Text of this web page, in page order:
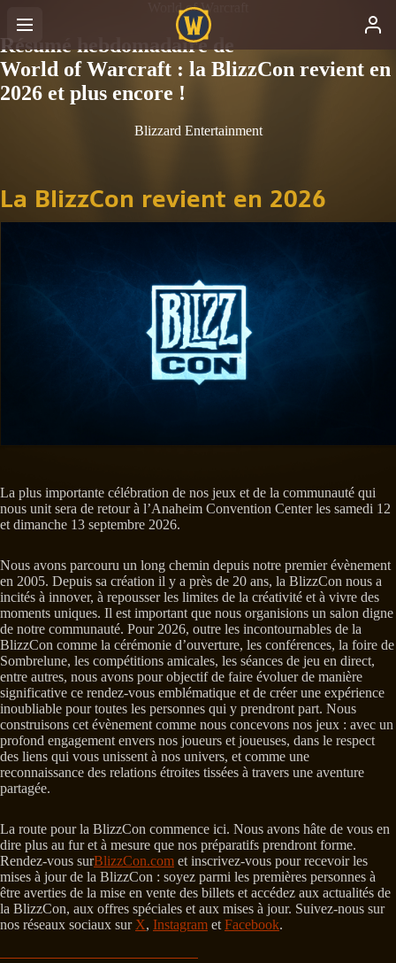
World of Warcraft
Résumé hebdomadaire de
World of Warcraft : la BlizzCon revient en
2026 et plus encore !
Blizzard Entertainment
La BlizzCon revient en 2026
La plus importante célébration de nos jeux et de la communauté qui
nous unit sera de retour à l’Anaheim Convention Center les samedi 12
et dimanche 13 septembre 2026.
Nous avons parcouru un long chemin depuis notre premier évènement
en 2005. Depuis sa création il y a près de 20 ans, la BlizzCon nous a
incités à innover, à repousser les limites de la créativité et à vivre des
moments uniques. Il est important que nous organisions un salon digne
de notre communauté. Pour 2026, outre les incontournables de la
BlizzCon comme la cérémonie d’ouverture, les conférences, la foire de
Sombrelune, les compétitions amicales, les séances de jeu en direct,
entre autres, nous avons pour objectif de faire évoluer de manière
significative ce rendez-vous emblématique et de créer une expérience
inoubliable pour toutes les personnes qui y prendront part. Nous
construisons cet évènement comme nous concevons nos jeux : avec un
profond engagement envers nos joueurs et joueuses, dans le respect
des liens qui vous unissent à nos univers, et comme une
reconnaissance des relations étroites tissées à travers une aventure
partagée.
La route pour la BlizzCon commence ici. Nous avons hâte de vous en
dire plus au fur et à mesure que nos préparatifs prendront forme.
Rendez-vous surBlizzCon.com et inscrivez-vous pour recevoir les
mises à jour de la BlizzCon : soyez parmi les premières personnes à
être averties de la mise en vente des billets et accédez aux actualités de
la BlizzCon, aux offres spéciales et aux mises à jour. Suivez-nous sur
nos réseaux sociaux sur X, Instagram et Facebook.